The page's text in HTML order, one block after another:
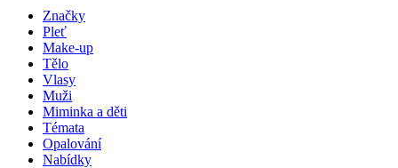
Značky
Pleť
Make-up
Tělo
Vlasy
Muži
Miminka a děti
Témata
Opalování
Nabídky